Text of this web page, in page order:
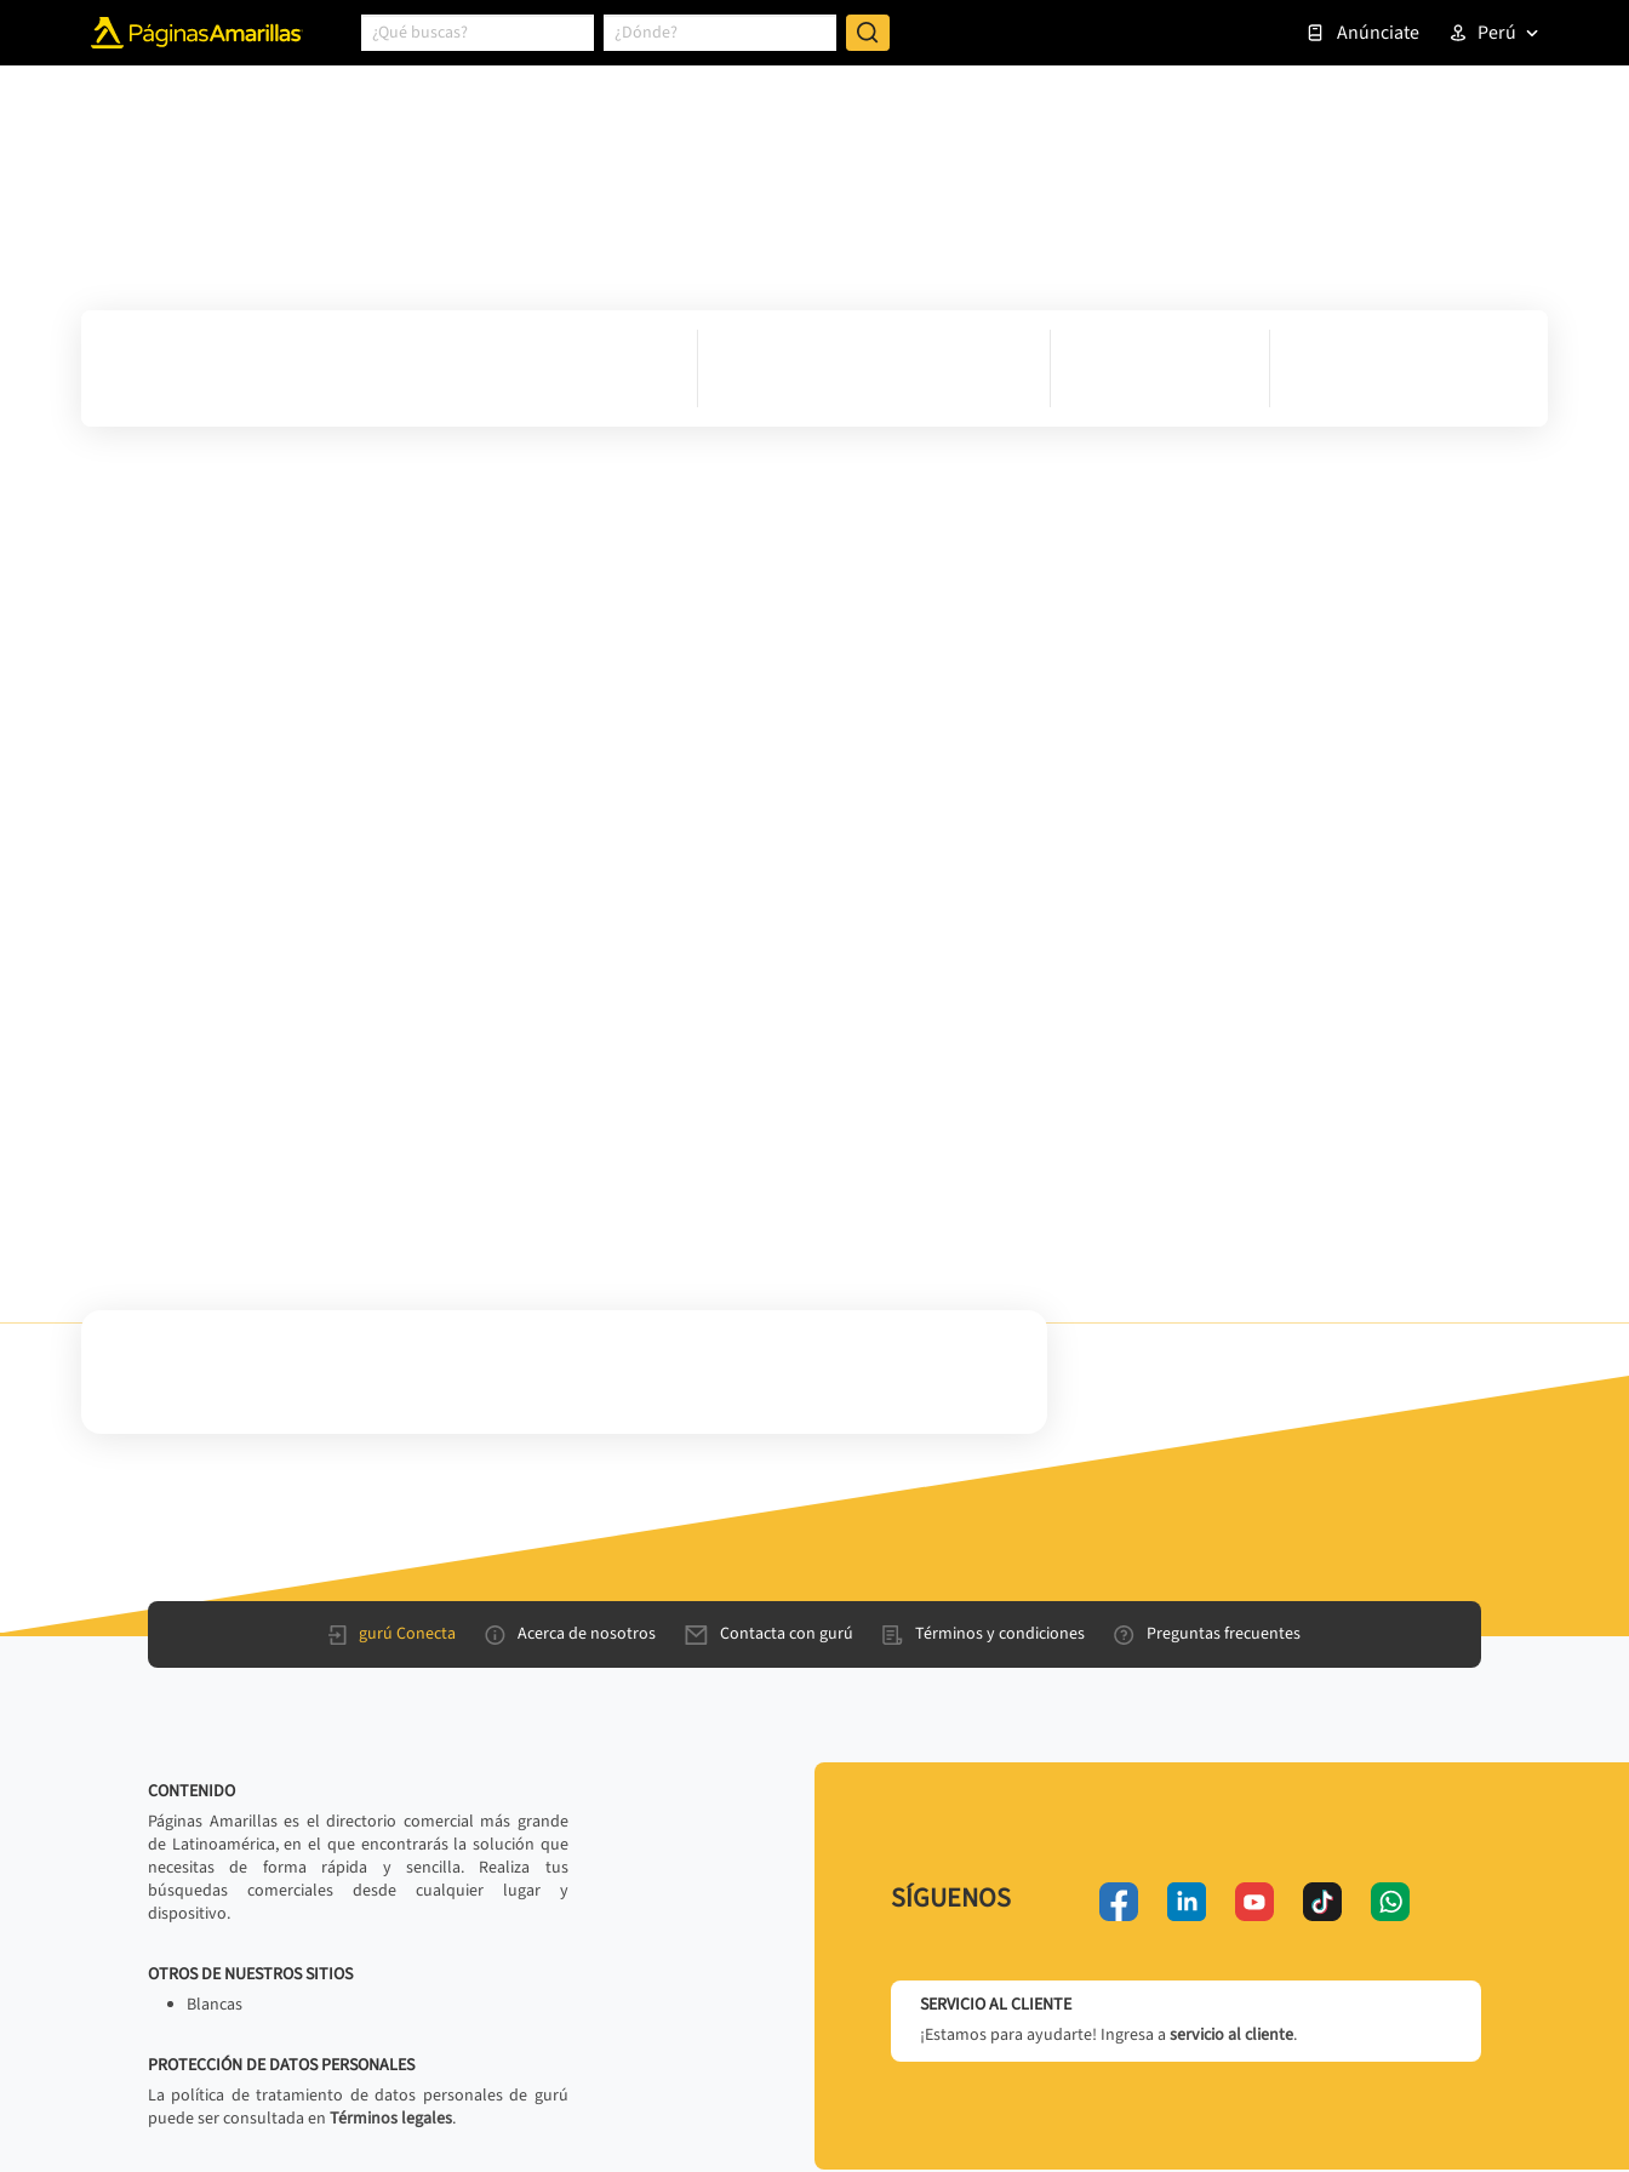
Anúnciate Perú
gurú Conecta Acerca de nosotros Contacta con gurú Términos y condiciones Preguntas frecuentes
CONTENIDO
Páginas Amarillas es el directorio comercial más grande
de Latinoamérica, en el que encontrarás la solución que
necesitas de forma rápida y sencilla. Realiza tus
búsquedas comerciales desde cualquier lugar y
dispositivo.
OTROS DE NUESTROS SITIOS
Blancas
PROTECCIÓN DE DATOS PERSONALES
La política de tratamiento de datos personales de gurú
puede ser consultada en Términos legales.
SÍGUENOS
SERVICIO AL CLIENTE
¡Estamos para ayudarte! Ingresa a servicio al cliente.